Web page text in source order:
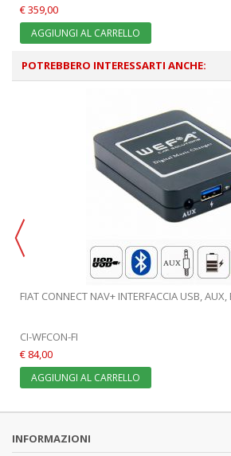
€ 359,00
AGGIUNGI AL CARRELLO
POTREBBERO INTERESSARTI ANCHE:
FIAT CONNECT NAV+ INTERFACCIA USB,
CI-WFCON-FI
€ 84,00
AGGIUNGI AL CARRELLO
INFORMAZIONI